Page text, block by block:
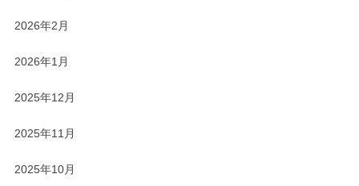
2026年2月
2026年1月
2025年12月
2025年11月
2025年10月